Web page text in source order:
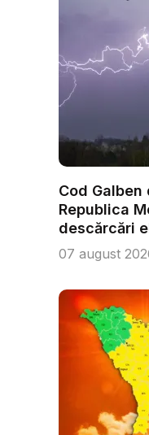
Cod
Republica
descărcări
Câ...
07 august